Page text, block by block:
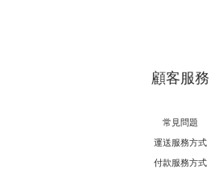
顧客服務
常見問題
運送服務方式
付款服務方式